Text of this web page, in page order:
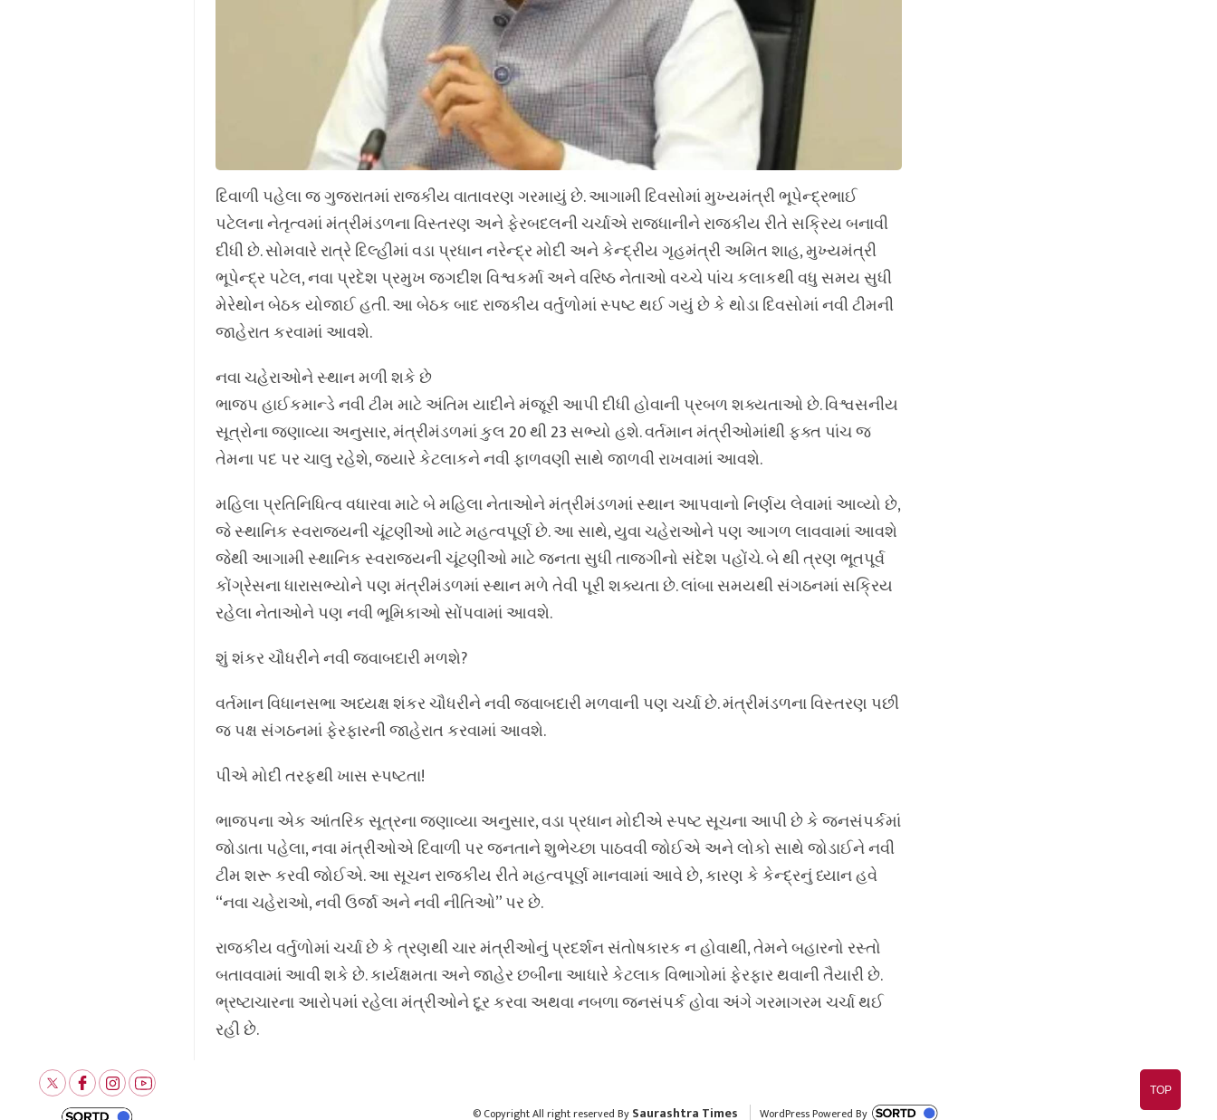
દિવાળી પહેલા જ ગુજરાતમાં રાજકીય વાતાવરણ ગરમાયું છે. આગામી દિવસોમાં મુખ્યમંત્રી ભૂપેન્દ્રભાઈ
પટેલના નેતૃત્વમાં મંત્રીમંડળના વિસ્તરણ અને ફેરબદલની ચર્ચાએ રાજધાનીને રાજકીય રીતે સક્રિય બનાવી
દીધી છે. સોમવારે રાત્રે દિલ્હીમાં વડા પ્રધાન નરેન્દ્ર મોદી અને કેન્દ્રીય ગૃહમંત્રી અમિત શાહ, મુખ્યમંત્રી
ભૂપેન્દ્ર પટેલ, નવા પ્રદેશ પ્રમુખ જગદીશ વિશ્વકર્મા અને વરિષ્ઠ નેતાઓ વચ્ચે પાંચ કલાકથી વધુ સમય સુધી
મેરેથોન બેઠક યોજાઈ હતી. આ બેઠક બાદ રાજકીય વર્તુળોમાં સ્પષ્ટ થઈ ગયું છે કે થોડા દિવસોમાં નવી ટીમની
જાહેરાત કરવામાં આવશે.
નવા ચહેરાઓને સ્થાન મળી શકે છે
ભાજપ હાઈકમાન્ડે નવી ટીમ માટે અંતિમ યાદીને મંજૂરી આપી દીધી હોવાની પ્રબળ શક્યતાઓ છે. વિશ્વસનીય
સૂત્રોના જણાવ્યા અનુસાર, મંત્રીમંડળમાં કુલ 20 થી 23 સભ્યો હશે. વર્તમાન મંત્રીઓમાંથી ફક્ત પાંચ જ
તેમના પદ પર ચાલુ રહેશે, જ્યારે કેટલાકને નવી ફાળવણી સાથે જાળવી રાખવામાં આવશે.
મહિલા પ્રતિનિધિત્વ વધારવા માટે બે મહિલા નેતાઓને મંત્રીમંડળમાં સ્થાન આપવાનો નિર્ણય લેવામાં આવ્યો છે,
જે સ્થાનિક સ્વરાજ્યની ચૂંટણીઓ માટે મહત્વપૂર્ણ છે. આ સાથે, યુવા ચહેરાઓને પણ આગળ લાવવામાં આવશે
જેથી આગામી સ્થાનિક સ્વરાજ્યની ચૂંટણીઓ માટે જનતા સુધી તાજગીનો સંદેશ પહોંચે. બે થી ત્રણ ભૂતપૂર્વ
કોંગ્રેસના ધારાસભ્યોને પણ મંત્રીમંડળમાં સ્થાન મળે તેવી પૂરી શક્યતા છે. લાંબા સમયથી સંગઠનમાં સક્રિય
રહેલા નેતાઓને પણ નવી ભૂમિકાઓ સોંપવામાં આવશે.
શું શંકર ચૌધરીને નવી જવાબદારી મળશે?
વર્તમાન વિધાનસભા અધ્યક્ષ શંકર ચૌધરીને નવી જવાબદારી મળવાની પણ ચર્ચા છે. મંત્રીમંડળના વિસ્તરણ પછી
જ પક્ષ સંગઠનમાં ફેરફારની જાહેરાત કરવામાં આવશે.
પીએ મોદી તરફથી ખાસ સ્પષ્ટતા!
ભાજપના એક આંતરિક સૂત્રના જણાવ્યા અનુસાર, વડા પ્રધાન મોદીએ સ્પષ્ટ સૂચના આપી છે કે જનસંપર્કમાં
જોડાતા પહેલા, નવા મંત્રીઓએ દિવાળી પર જનતાને શુભેચ્છા પાઠવવી જોઈએ અને લોકો સાથે જોડાઈને નવી
ટીમ શરૂ કરવી જોઈએ. આ સૂચન રાજકીય રીતે મહત્વપૂર્ણ માનવામાં આવે છે, કારણ કે કેન્દ્રનું ધ્યાન હવે
“નવા ચહેરાઓ, નવી ઉર્જા અને નવી નીતિઓ” પર છે.
રાજકીય વર્તુળોમાં ચર્ચા છે કે ત્રણથી ચાર મંત્રીઓનું પ્રદર્શન સંતોષકારક ન હોવાથી, તેમને બહારનો રસ્તો
બતાવવામાં આવી શકે છે. કાર્યક્ષમતા અને જાહેર છબીના આધારે કેટલાક વિભાગોમાં ફેરફાર થવાની તૈયારી છે.
ભ્રષ્ટાચારના આરોપમાં રહેલા મંત્રીઓને દૂર કરવા અથવા નબળા જનસંપર્ક હોવા અંગે ગરમાગરમ ચર્ચા થઈ
રહી છે.
© Copyright All right reserved By Saurashtra Times WordPress Powered By
TOP